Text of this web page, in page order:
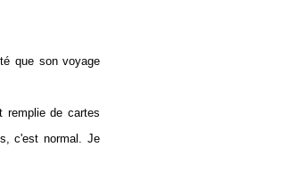
que son voyage
remplie de cartes
c'estnormal. Je